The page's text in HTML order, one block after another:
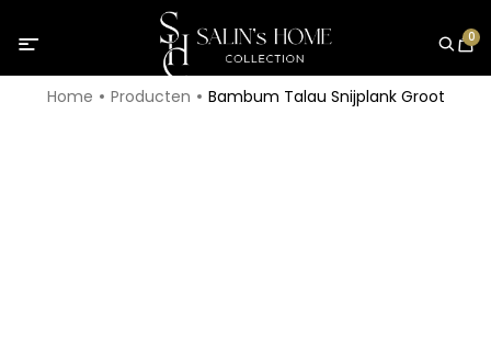
0
Home Producten Bambum Talau Snijplank Groot